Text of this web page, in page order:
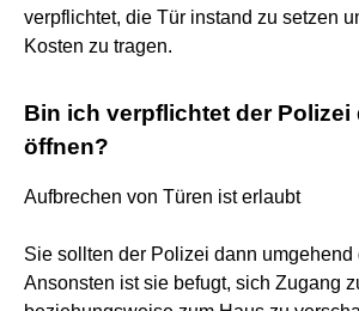
verpflichtet, die Tür instand zu setzen
Kosten zu tragen.
Bin ich verpflichtet der Polizei
öffnen?
Aufbrechen von Türen ist erlaubt
Sie sollten der Polizei dann umgehend
Ansonsten ist sie befugt, sich Zugang